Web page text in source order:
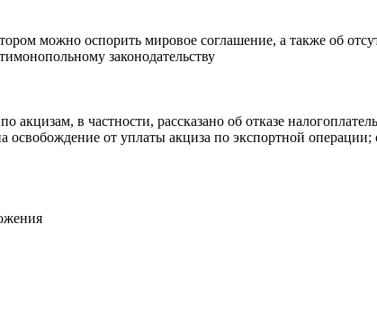
можно оспорить мировое соглашение, а также об
законодательству
в частности, рассказано об отказе
освобождение от уплаты акциза по экспортной